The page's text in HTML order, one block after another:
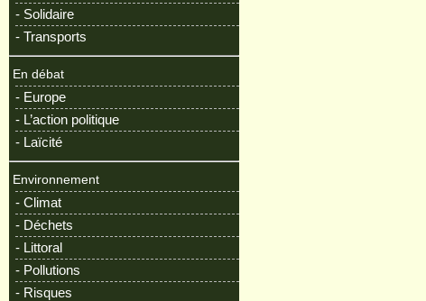
- Solidaire
- Transports
En débat
- Europe
- L’action politique
- Laïcité
Environnement
- Climat
- Déchets
- Littoral
- Pollutions
- Risques